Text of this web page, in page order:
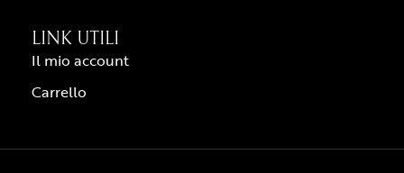
LINK UTILI
Il mio account
Carrello